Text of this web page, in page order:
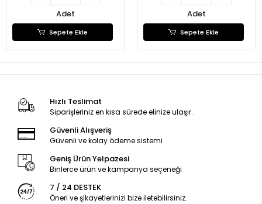
Adet
Sepete Ekle
Adet
Sepete Ekle
Hızlı Teslimat
Siparişleriniz en kısa sürede elinize ulaşır.
Güvenli Alışveriş
Güvenli ve kolay ödeme sistemi
Geniş Ürün Yelpazesi
Binlerce ürün ve kampanya seçeneği
7 / 24 DESTEK
Öneri ve şikayetlerinizi bize iletebilirsiniz.